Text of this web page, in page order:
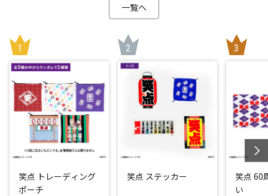
一覧へ
笑点 トレーディング
ポーチ
笑点 ステッカー
笑点 60
い